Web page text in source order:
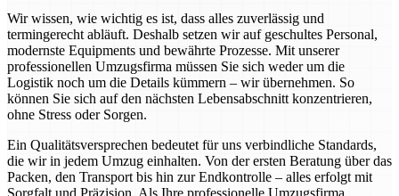
Wir wissen, wie wichtig es ist, dass alles zuverlässig und
termingerecht abläuft. Deshalb setzen wir auf geschultes Personal,
modernste Equipments und bewährte Prozesse. Mit unserer
professionellen Umzugsfirma müssen Sie sich weder um die
Logistik noch um die Details kümmern – wir übernehmen. So
können Sie sich auf den nächsten Lebensabschnitt konzentrieren,
ohne Stress oder Sorgen.
Ein Qualitätsversprechen bedeutet für uns verbindliche Standards,
die wir in jedem Umzug einhalten. Von der ersten Beratung über das
Packen, den Transport bis hin zur Endkontrolle – alles erfolgt mit